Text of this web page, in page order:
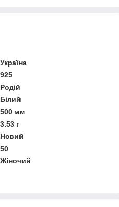
Україна
925
Родій
Білий
500 мм
3.53 г
Новий
50
Жіночий